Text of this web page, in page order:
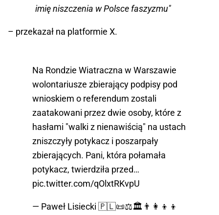
imię niszczenia w Polsce faszyzmu"
– przekazał na platformie X.
Na Rondzie Wiatraczna w Warszawie
wolontariusze zbierający podpisy pod
wnioskiem o referendum zostali
zaatakowani przez dwie osoby, które z
hasłami "walki z nienawiścią" na ustach
zniszczyły potykacz i poszarpały
zbierających. Pani, która połamała
potykacz, twierdziła przed…
pic.twitter.com/qOlxtRKvpU
— Paweł Lisiecki 🇵🇱📜⚖️🏛👨‍👩‍👦‍👦